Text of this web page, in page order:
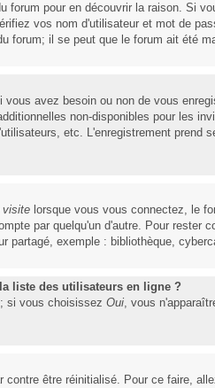
forum pour en découvrir la raison. Si
vos nom d'utilisateur et mot de
forum; il se peut que le forum ait été
avez besoin ou non de vous
non-disponibles pour les
etc. L'enregistrement prend
visite lorsque vous vous connectez, le
par quelqu'un d'autre. Pour rester
partagé, exemple : bibliothèque,
liste des utilisateurs en ligne ?
; si vous choisissez Oui, vous
être réinitialisé. Pour ce faire,